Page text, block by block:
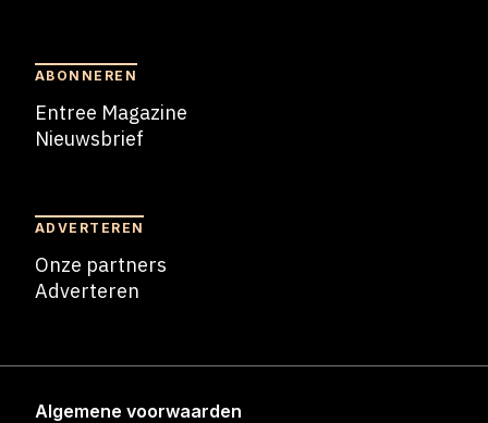
ABONNEREN
Entree Magazine
Nieuwsbrief
ADVERTEREN
Onze partners
Adverteren
Algemene voorwaarden